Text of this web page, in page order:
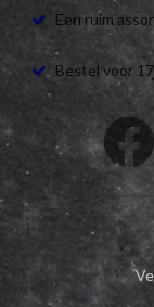
Een ruim
Bestel voor